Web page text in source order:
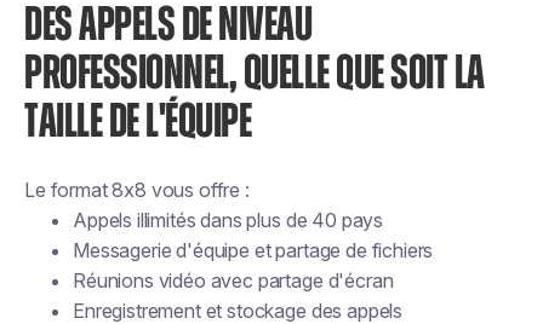
DES APPELS DE NIVEAU
PROFESSIONNEL, QUELLE QUE SOIT LA
TAILLE DE L'ÉQUIPE
Le format 8x8 vous offre :
Appels illimités dans plus de 40 pays
Messagerie d'équipe et partage de fichiers
Réunions vidéo avec partage d'écran
Enregistrement et stockage des appels